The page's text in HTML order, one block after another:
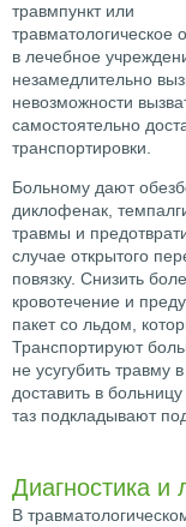
травмпункт или
травматологическое
в лечебное
незамедлительно
невозможности
самостоятельно
транспортировки.
Больному дают
диклофенак,
травмы и
случае открытого
повязку. Снизить
кровотечение и
пакет со льдом,
Транспортируют
не усугубить травму
доставить в
таз подкладывают
Диагностика и
В